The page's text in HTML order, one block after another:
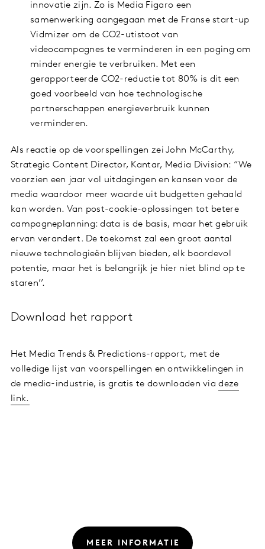
innovatie zijn. Zo is Media Figaro een
samenwerking aangegaan met de Franse start-up
Vidmizer om de CO2-utistoot van
videocampagnes te verminderen in een poging om
minder energie te verbruiken. Met een
gerapporteerde CO2-reductie tot 80% is dit een
goed voorbeeld van hoe technologische
partnerschappen energieverbruik kunnen
verminderen.
Als reactie op de voorspellingen zei John McCarthy,
Strategic Content Director, Kantar, Media Division: “We
voorzien een jaar vol uitdagingen en kansen voor de
media waardoor meer waarde uit budgetten gehaald
kan worden. Van post-cookie-oplossingen tot betere
campagneplanning: data is de basis, maar het gebruik
ervan verandert. De toekomst zal een groot aantal
nieuwe technologieën blijven bieden, elk boordevol
potentie, maar het is belangrijk je hier niet blind op te
staren’’.
Download het rapport
Het Media Trends & Predictions-rapport, met de
volledige lijst van voorspellingen en ontwikkelingen in
de media-industrie, is gratis te downloaden viadeze
link.
MEER INFORMATIE